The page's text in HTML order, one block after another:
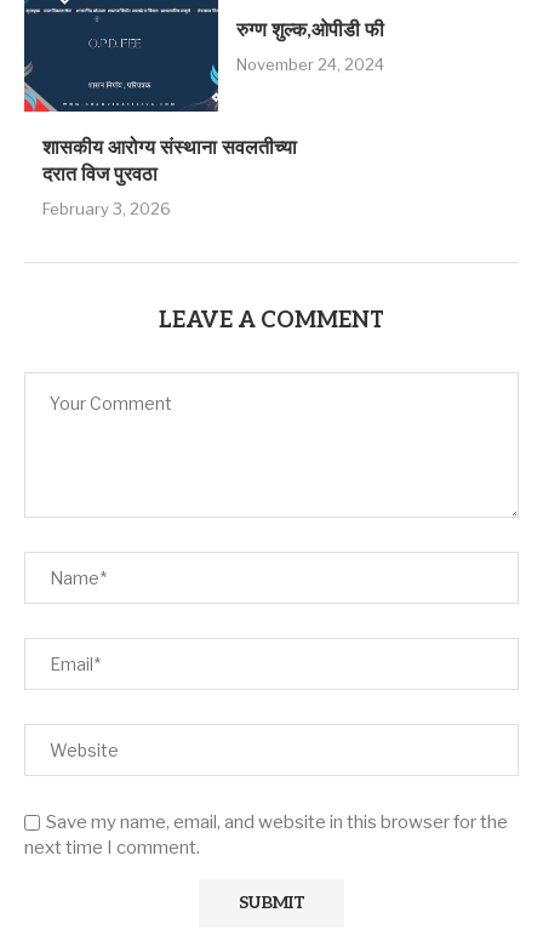
रुग्ण शुल्क,ओपीडी फी
November 24, 2024
शासकीय आरोग्य संस्थाना सवलतीच्या
दरात विज पुरवठा
February 3, 2026
LEAVE A COMMENT
Save my name, email, and website in this browser for the
next time I comment.